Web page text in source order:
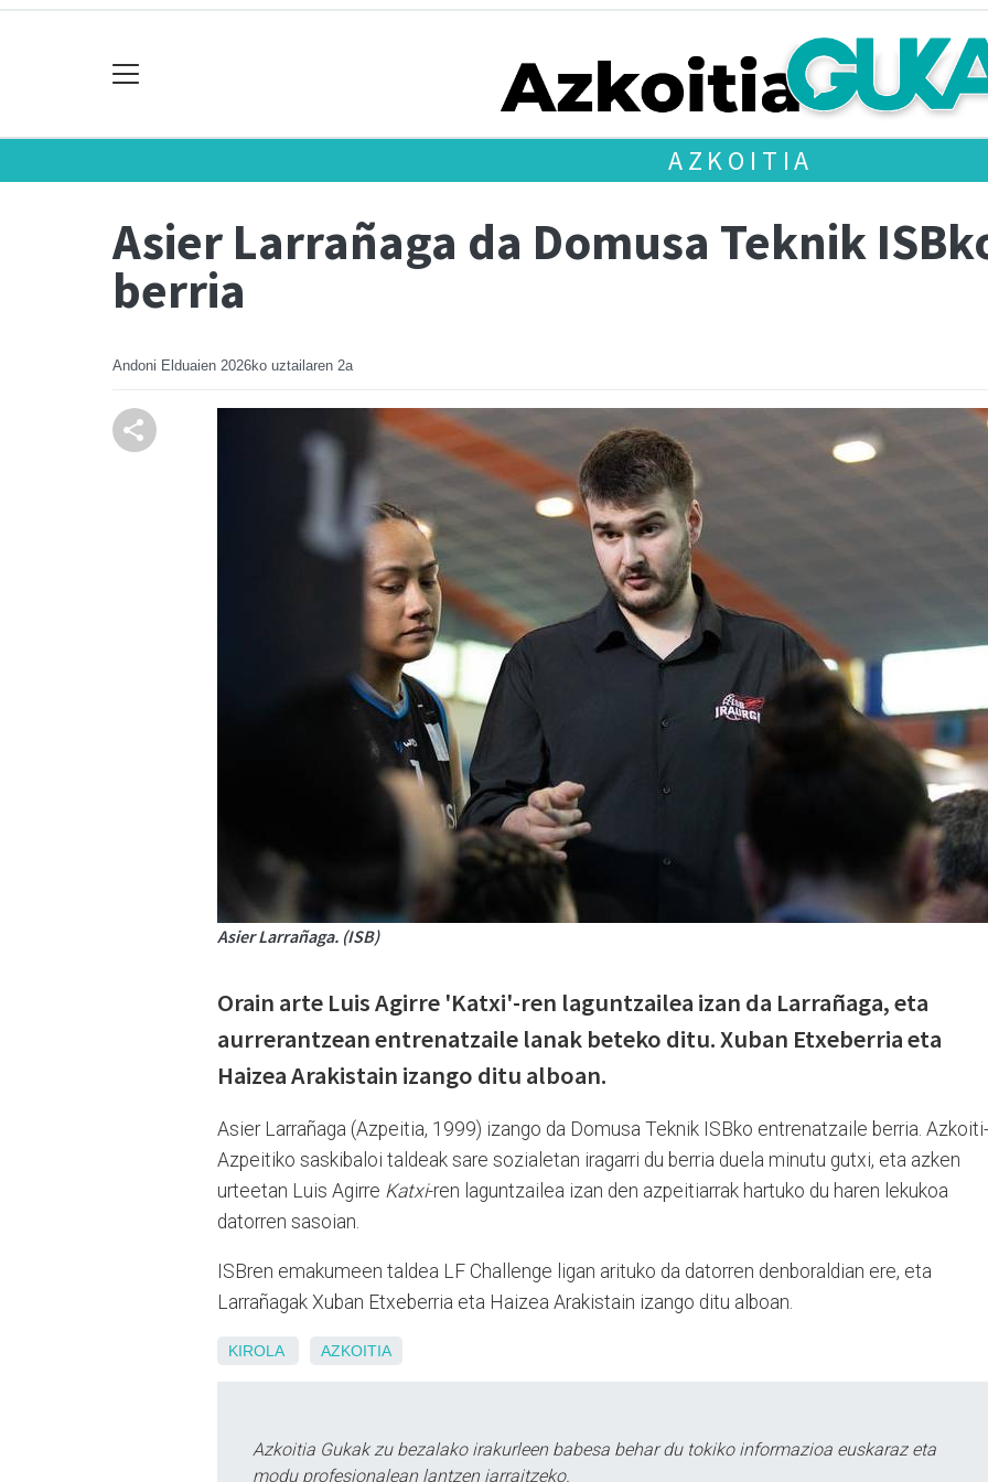
AZKOITIA
Asier Larrañaga da Domusa Teknik
berria
Andoni Elduaien 2026ko uztailaren 2a
Asier Larrañaga. (ISB)
Orain arte Luis Agirre 'Katxi'-ren laguntzailea izan da Larrañaga, eta
aurrerantzean entrenatzaile lanak beteko ditu. Xuban Etxeberria eta
Haizea Arakistain izango ditu alboan.
Asier Larrañaga (Azpeitia, 1999) izango da Domusa Teknik ISBko entrenatzaile berria. Azkoiti-
Azpeitiko saskibaloi taldeak sare sozialetan iragarri du berria duela minutu gutxi, eta azken
urteetan Luis Agirre Katxi-ren laguntzailea izan den azpeitiarrak hartuko du haren lekukoa
datorren sasoian.
ISBren emakumeen taldea LF Challenge ligan arituko da datorren denboraldian ere, eta
Larrañagak Xuban Etxeberria eta Haizea Arakistain izango ditu alboan.
KIROLA AZKOITIA
Azkoitia Gukak zu bezalako irakurleen babesa behar du tokiko informazioa euskaraz eta
modu profesionalean lantzen jarraitzeko.